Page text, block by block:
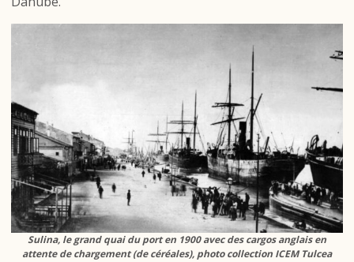
Sulina, le grand quai du port en 1900 avec des cargos anglais en
attente de chargement (de céréales), photo collection ICEM Tulcea